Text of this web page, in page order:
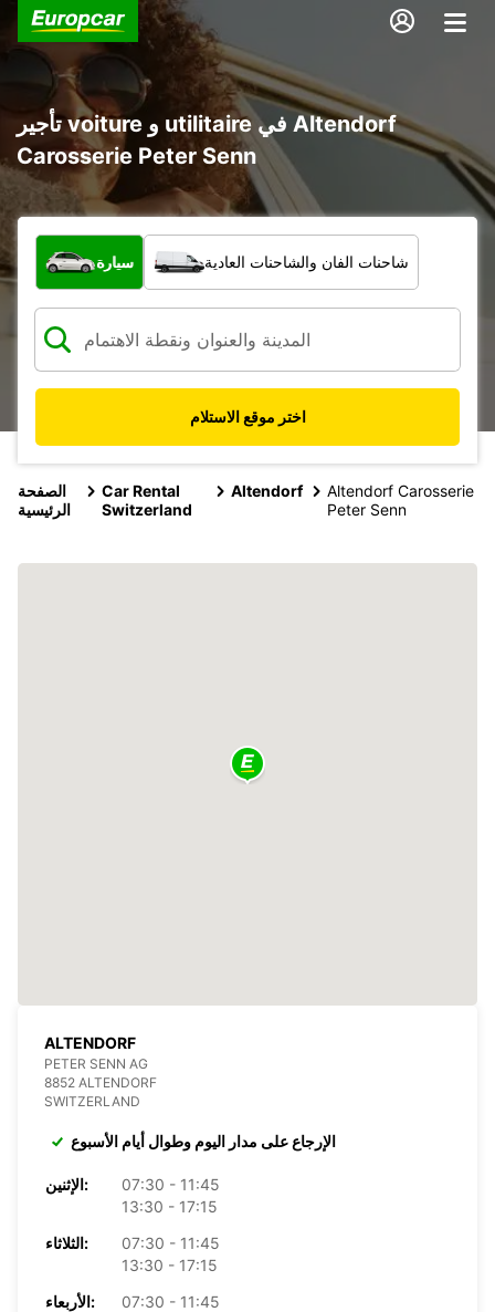
تأجير voiture و utilitaire في Altendorf
Carosserie Peter Senn
ما نوع المركبة؟
سيارة شاحنات الفان والشاحنات العادية
اختر موقع الاستلام
الصفحة
الرئيسية
Car Rental
Switzerland
Altendorf
Altendorf Carosserie
Peter Senn
ALTENDORF
PETER SENN AG
8852 ALTENDORF
SWITZERLAND
الإرجاع على مدار اليوم وطوال أيام الأسبوع
الإثنين:
07:30 - 11:45
13:30 - 17:15
الثلاثاء:
07:30 - 11:45
13:30 - 17:15
الأربعاء:
07:30 - 11:45